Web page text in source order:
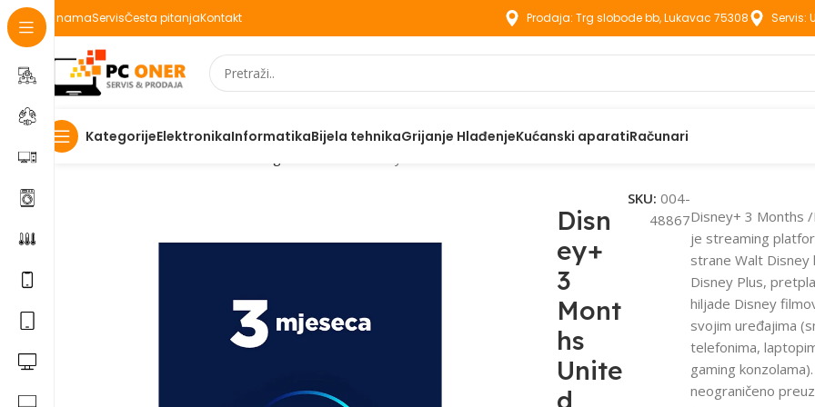
O namaServisČesta pitanjaKontakt Prodaja: Trg slobode bb, Lukavac 75308 Servis:
KategorijeElektronikaInformatikaBijela tehnikaGrijanje HlađenjeKućanski aparatiRačunari
Početna
Disn
ey+
3
Mont
hs
Unite
d
SKU: 004-
48867Disney+ 3 Months
je streaming
strane Walt Disney
Disney Plus,
hiljade Disney
svojim uređajima
telefonima,
gaming
neograničeno